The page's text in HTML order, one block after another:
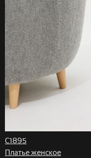
C1895
Платье женское